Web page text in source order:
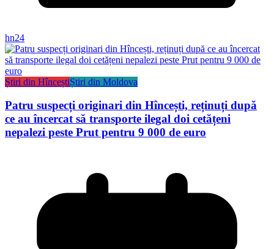
hn24
Știri din HînceștiȘtiri din Moldova
Patru suspecți originari din Hîncești, reținuți după
ce au încercat să transporte ilegal doi cetățeni
nepalezi peste Prut pentru 9 000 de euro